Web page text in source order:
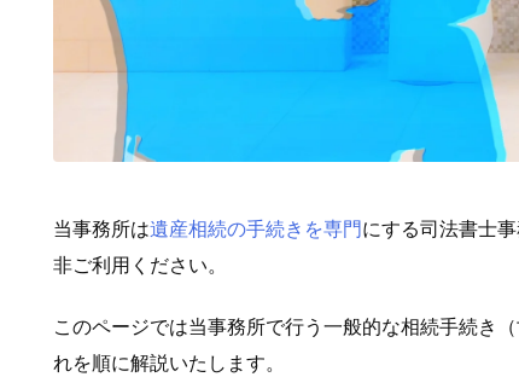
当事務所は遺産相続の手続きを専門にする司法書士
非ご利用ください。
このページでは当事務所で行う一般的な相続手続き
れを順に解説いたします。